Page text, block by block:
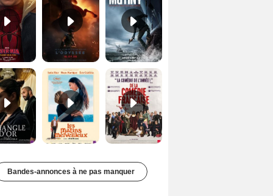
Les Matins merveilleux Bande-annonce VF De la Comédie-Française Teaser VF
Bandes-annonces à ne pas manquer